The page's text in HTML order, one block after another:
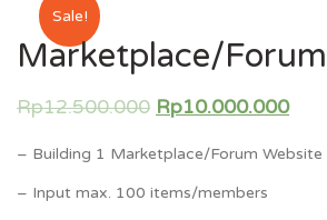
Sale!
Marketplace/Forum
Rp12.500.000 Rp10.000.000
– Building 1 Marketplace/Forum Website
– Input max. 100 items/members